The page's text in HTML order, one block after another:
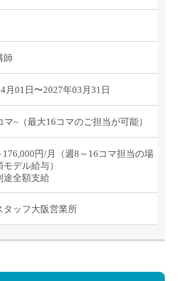
師
月01日〜2027年03月31日
マ~（最大16コマのご担当が可能）
176,000円/月（週8～16コマ担当の場
デル給与）
途全額支給
タッフ大阪営業所